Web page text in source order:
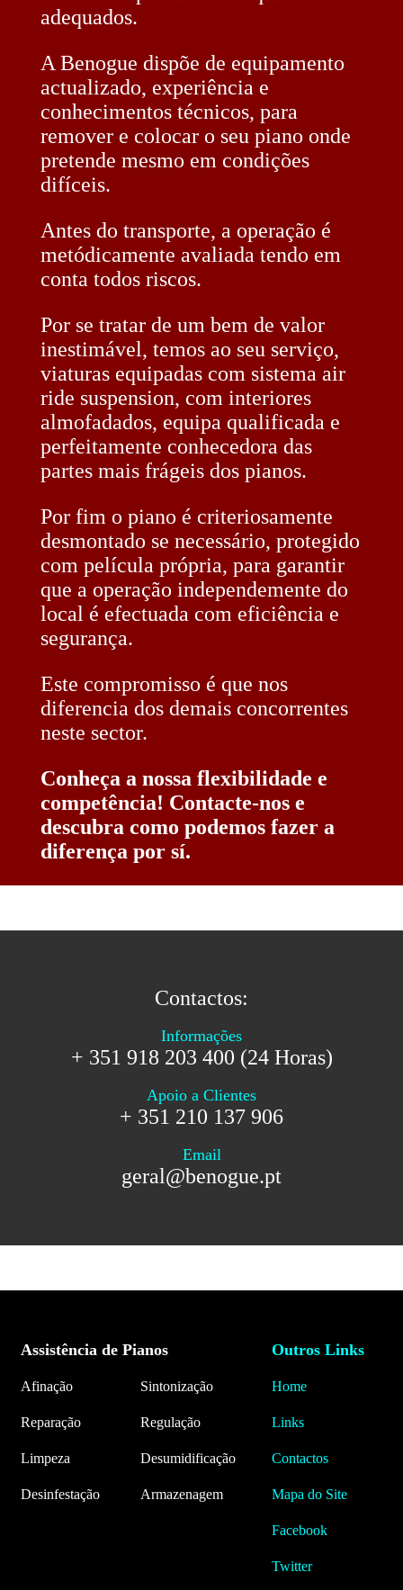
adequados.
A Benogue dispõe de equipamento
actualizado, experiência e
conhecimentos técnicos, para
remover e colocar o seu piano onde
pretende mesmo em condições
difíceis.
Antes do transporte, a operação é
metódicamente avaliada tendo em
conta todos riscos.
Por se tratar de um bem de valor
inestimável, temos ao seu serviço,
viaturas equipadas com sistema air
ride suspension, com interiores
almofadados, equipa qualificada e
perfeitamente conhecedora das
partes mais frágeis dos pianos.
Por fim o piano é criteriosamente
desmontado se necessário, protegido
com película própria, para garantir
que a operação independemente do
local é efectuada com eficiência e
segurança.
Este compromisso é que nos
diferencia dos demais concorrentes
neste sector.
Conheça a nossa flexibilidade e
competência! Contacte-nos e
descubra como podemos fazer a
diferença por sí.
Contactos:
Informações
+ 351 918 203 400 (24 Horas)
Apoio a Clientes
+ 351 210 137 906
Email
geral@benogue.pt
Assistência de Pianos Outros Links
Afinação Sintonização Home
Reparação Regulação Links
Limpeza Desumidificação Contactos
Desinfestação Armazenagem Mapa do Site
Facebook
Twitter